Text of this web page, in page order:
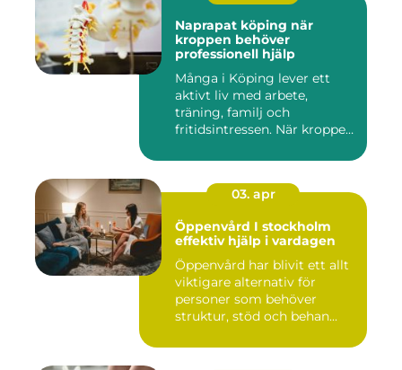
Naprapat köping när
kroppen behöver
professionell hjälp
Många i Köping lever ett
aktivt liv med arbete,
träning, familj och
fritidsintressen. När kroppen
03. apr
Öppenvård I stockholm
effektiv hjälp i vardagen
Öppenvård har blivit ett allt
viktigare alternativ för
personer som behöver
struktur, stöd och behan...